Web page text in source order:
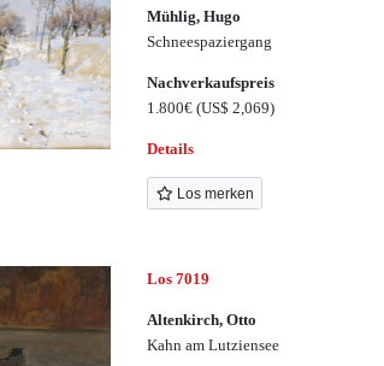
Mühlig, Hugo
Schneespaziergang
Nachverkaufspreis
1.800€(US$ 2,069)
Details
Los merken
Los 7019
Altenkirch, Otto
Kahn am Lutziensee